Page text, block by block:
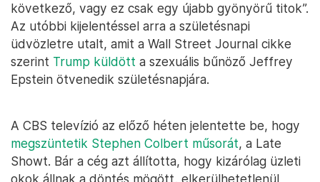
következő, vagy ez csak egy újabb gyönyörű titok”.
Az utóbbi kijelentéssel arra a születésnapi
üdvözletre utalt, amit a Wall Street Journal cikke
szerint Trump küldött a szexuális bűnöző Jeffrey
Epstein ötvenedik születésnapjára.
A CBS televízió az előző héten jelentette be, hogy
megszüntetik Stephen Colbert műsorát, a Late
Showt. Bár a cég azt állította, hogy kizárólag üzleti
okok állnak a döntés mögött, elkerülhetetlenül